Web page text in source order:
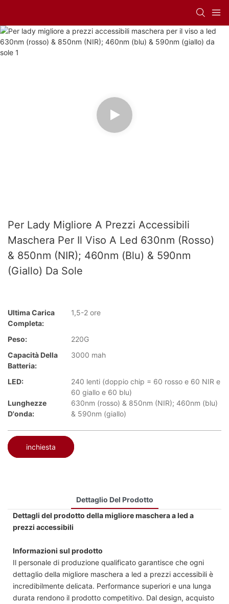
Per Lady Migliore A Prezzi Accessibili
Maschera Per Il Viso A Led 630nm (rosso)
& 850nm (NIR); 460nm (blu) & 590nm
(giallo) Da Sole
Ultima Carica
Completa:
1,5-2 ore
Peso:
220G
Capacità Della
Batteria:
3000 mah
LED:
240 lenti (doppio chip = 60 rosso e 60 NIR e
60 giallo e 60 blu)
Lunghezze
D'onda:
630nm (rosso) & 850nm (NIR); 460nm (blu)
& 590nm (giallo)
inchiesta
Dettaglio Del Prodotto
Dettagli del prodotto della migliore maschera a led a
prezzi accessibili
Informazioni sul prodotto
Il personale di produzione qualificato garantisce che ogni
dettaglio della migliore maschera a led a prezzi accessibili è
incredibilmente delicata. Performance superiori e una lunga
durata rendono il prodotto competitivo. Dal design, acquisto